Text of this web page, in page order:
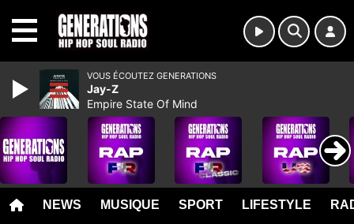
NEWS MUSIQUE SPORT LIFESTYLE
VOUS ÉCOUTEZ GENERATIONS
Jay-Z
Empire State Of Mind